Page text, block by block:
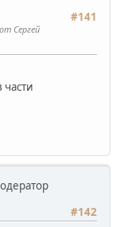
#141
Сергей
#142